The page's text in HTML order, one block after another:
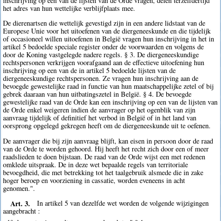
het adres van hun wettelijke verblijfplaats mee.
De dierenartsen die wettelijk gevestigd zijn in een andere lidstaat van de
Europese Unie voor het uitoefenen van de diergeneeskunde en die tijdelijk
of occasioneel willen uitoefenen in België vragen hun inschrijving in het in
artikel 5 bedoelde speciale register onder de voorwaarden en volgens de
door de Koning vastgelegde nadere regels. § 3. De diergeneeskundige
rechtspersonen verkrijgen voorafgaand aan de effectieve uitoefening hun
inschrijving op een van de in artikel 5 bedoelde lijsten van de
diergeneeskundige rechtspersonen. Ze vragen hun inschrijving aan de
bevoegde gewestelijke raad in functie van hun maatschappelijke zetel of bij
gebrek daaraan van hun uitbatingszetel in België. § 4. De bevoegde
gewestelijke raad van de Orde kan een inschrijving op een van de lijsten van
de Orde enkel weigeren indien de aanvrager op het ogenblik van zijn
aanvraag tijdelijk of definitief het verbod in België of in het land van
oorsprong opgelegd gekregen heeft om de diergeneeskunde uit te oefenen.
De aanvrager die bij zijn aanvraag blijft, kan eisen in persoon door de raad
van de Orde te worden gehoord. Hij heeft het recht zich door een of meer
raadslieden te doen bijstaan. De raad van de Orde wijst een met redenen
omklede uitspraak. De in deze wet bepaalde regels van territoriale
bevoegdheid, die met betrekking tot het taalgebruik alsmede die in zake
hoger beroep en voorziening in cassatie, worden eveneens in acht
genomen.".
Art. 3.
In artikel 5 van dezelfde wet worden de volgende wijzigingen
aangebracht :